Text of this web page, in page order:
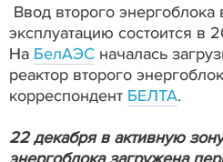
Ввод второго
эксплуатацию состоится в
На БелАЭС началась
реактор второго
корреспондент БЕЛТА.
22 декабря в активную